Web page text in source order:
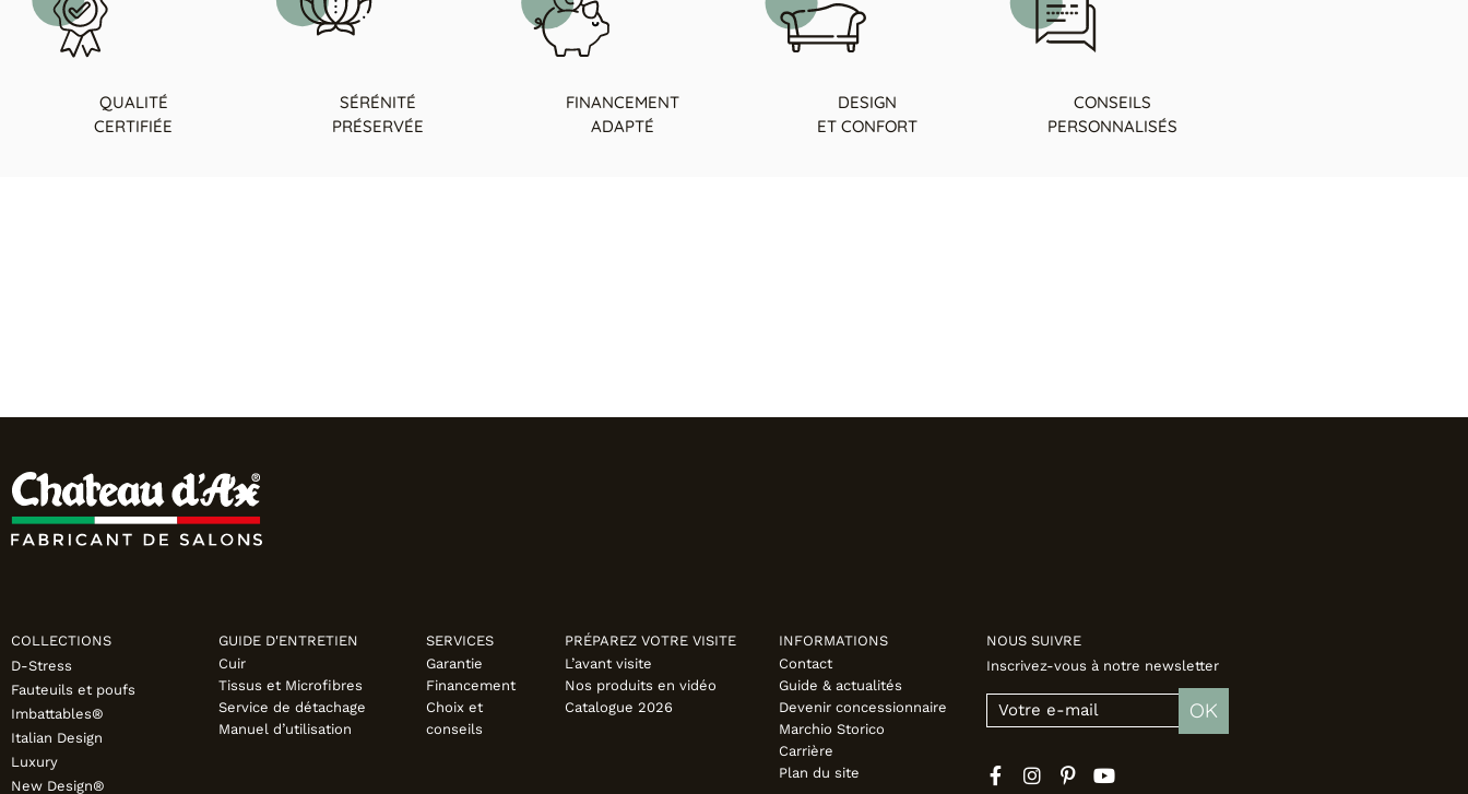
QUALITÉ
CERTIFIÉE
SÉRÉNITÉ
PRÉSERVÉE
FINANCEMENT
ADAPTÉ
DESIGN
ET CONFORT
CONSEILS
PERSONNALISÉS
COLLECTIONS
D-Stress
Fauteuils et poufs
Imbattables®
Italian Design
Luxury
New Design®
GUIDE D'ENTRETIEN
Cuir
Tissus et Microfibres
Service de détachage
Manuel d’utilisation
SERVICES
Garantie
Financement
Choix et
conseils
PRÉPAREZ VOTRE VISITE
L’avant visite
Nos produits en vidéo
Catalogue 2026
INFORMATIONS
Contact
Guide & actualités
Devenir concessionnaire
Marchio Storico
Carrière
Plan du site
NOUS SUIVRE
Inscrivez-vous à notre newsletter
OK